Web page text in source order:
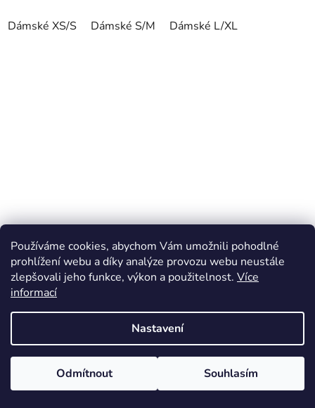
Používáme cookies, abychom Vám umožnili pohodlné
prohlížení webu a díky analýze provozu webu neustále
zlepšovali jeho funkce, výkon a použitelnost. Více
informací
Nastavení
Odmítnout Souhlasím
Dámské XS/S Dámské S/M Dámské L/XL